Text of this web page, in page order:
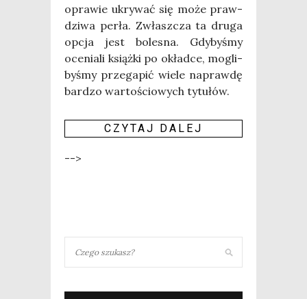
opra­wie ukry­wać się może praw­
dzi­wa per­ła. Zwłasz­cza ta dru­ga
opcja jest bole­sna. Gdy­by­śmy
oce­nia­li książ­ki po okład­ce, mogli­
by­śmy prze­ga­pić wie­le napraw­dę
bar­dzo war­to­ścio­wych tytu­łów.
CZY­TAJ DALEJ
-->